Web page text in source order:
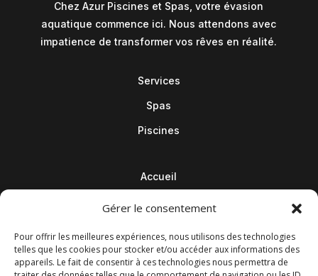
Gérer le consentement
Pour offrir les meilleures expériences, nous utilisons des technologies
telles que les cookies pour stocker et/ou accéder aux informations des
appareils. Le fait de consentir à ces technologies nous permettra de
Chez Azur Piscines et Spas, votre évasion
aquatique commence ici. Nous attendons avec
impatience de transformer vos rêves en réalité.
Services
Spas
Piscines
Accueil